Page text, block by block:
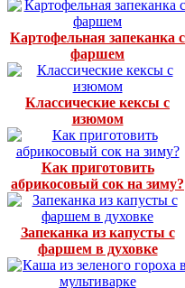
Картофельная запеканка с
фаршем
Классические кексы с
изюмом
Как приготовить
абрикосовый сок на зиму?
Запеканка из капусты с
фаршем в духовке